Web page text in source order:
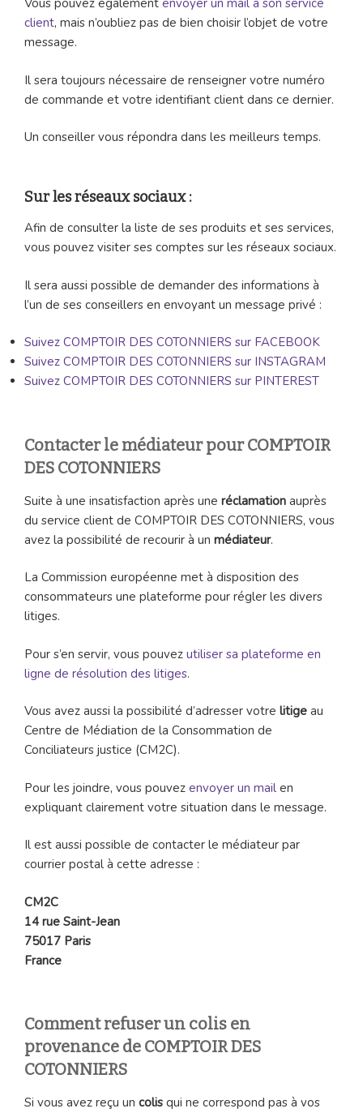
Vous pouvez également envoyer un mail à son service
client, mais n’oubliez pas de bien choisir l’objet de votre
message.
Il sera toujours nécessaire de renseigner votre numéro
de commande et votre identifiant client dans ce dernier.
Un conseiller vous répondra dans les meilleurs temps.
Sur les réseaux sociaux :
Afin de consulter la liste de ses produits et ses services,
vous pouvez visiter ses comptes sur les réseaux sociaux.
Il sera aussi possible de demander des informations à
l’un de ses conseillers en envoyant un message privé :
Suivez COMPTOIR DES COTONNIERS sur FACEBOOK
Suivez COMPTOIR DES COTONNIERS sur INSTAGRAM
Suivez COMPTOIR DES COTONNIERS sur PINTEREST
Contacter le médiateur pour COMPTOIR
DES COTONNIERS
Suite à une insatisfaction après une réclamation auprès
du service client de COMPTOIR DES COTONNIERS, vous
avez la possibilité de recourir à un médiateur.
La Commission européenne met à disposition des
consommateurs une plateforme pour régler les divers
litiges.
Pour s’en servir, vous pouvez utiliser sa plateforme en
ligne de résolution des litiges.
Vous avez aussi la possibilité d’adresser votre litige au
Centre de Médiation de la Consommation de
Conciliateurs justice (CM2C).
Pour les joindre, vous pouvez envoyer un mail en
expliquant clairement votre situation dans le message.
Il est aussi possible de contacter le médiateur par
courrier postal à cette adresse :
CM2C
14 rue Saint-Jean
75017 Paris
France
Comment refuser un colis en
provenance de COMPTOIR DES
COTONNIERS
Si vous avez reçu un colis qui ne correspond pas à vos